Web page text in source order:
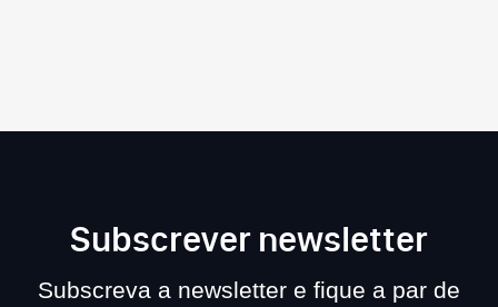
Subscrever newsletter
Subscreva a newsletter e fique a par de